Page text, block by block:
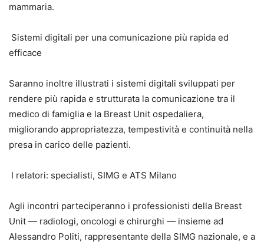
mammaria.
Sistemi digitali per una comunicazione più rapida ed
efficace
Saranno inoltre illustrati i sistemi digitali sviluppati per
rendere più rapida e strutturata la comunicazione tra il
medico di famiglia e la Breast Unit ospedaliera,
migliorando appropriatezza, tempestività e continuità nella
presa in carico delle pazienti.
I relatori: specialisti, SIMG e ATS Milano
Agli incontri parteciperanno i professionisti della Breast
Unit — radiologi, oncologi e chirurghi — insieme ad
Alessandro Politi, rappresentante della SIMG nazionale, e a